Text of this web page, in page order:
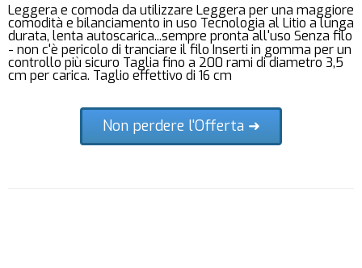
Leggera e comoda da utilizzare Leggera per una maggiore
comodità e bilanciamento in uso Tecnologia al Litio a lunga
durata, lenta autoscarica...sempre pronta all'uso Senza filo
- non c'è pericolo di tranciare il filo Inserti in gomma per un
controllo più sicuro Taglia fino a 200 rami di diametro 3,5
cm per carica. Taglio effettivo di 16 cm
Non perdere l'Offerta ➜